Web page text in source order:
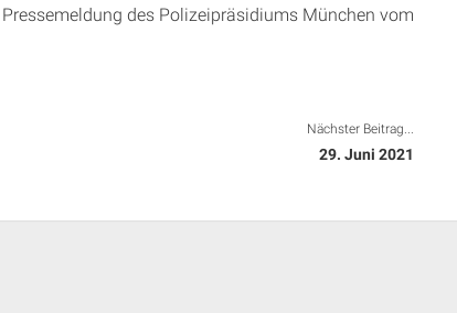
des Polizeipräsidiums München vom
Nächster Beitrag...
29. Juni 2021